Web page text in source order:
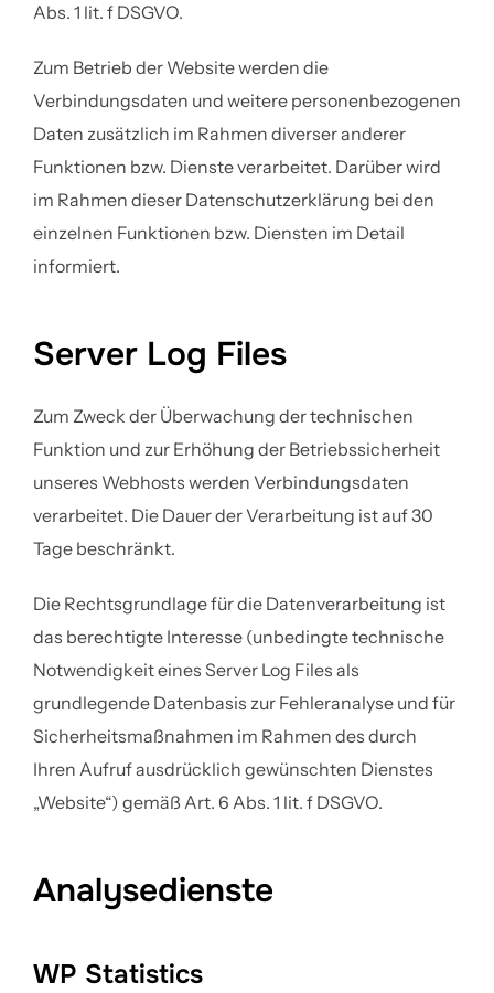
Abs. 1 lit. f DSGVO.
Zum Betrieb der Website werden die
Verbindungsdaten und weitere personenbezogenen
Daten zusätzlich im Rahmen diverser anderer
Funktionen bzw. Dienste verarbeitet. Darüber wird
im Rahmen dieser Datenschutzerklärung bei den
einzelnen Funktionen bzw. Diensten im Detail
informiert.
Server Log Files
Zum Zweck der Überwachung der technischen
Funktion und zur Erhöhung der Betriebssicherheit
unseres Webhosts werden Verbindungsdaten
verarbeitet. Die Dauer der Verarbeitung ist auf 30
Tage beschränkt.
Die Rechtsgrundlage für die Datenverarbeitung ist
das berechtigte Interesse (unbedingte technische
Notwendigkeit eines Server Log Files als
grundlegende Datenbasis zur Fehleranalyse und für
Sicherheitsmaßnahmen im Rahmen des durch
Ihren Aufruf ausdrücklich gewünschten Dienstes
„Website“) gemäß Art. 6 Abs. 1 lit. f DSGVO.
Analysedienste
WP Statistics